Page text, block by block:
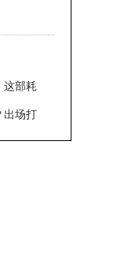
这部耗
出场打